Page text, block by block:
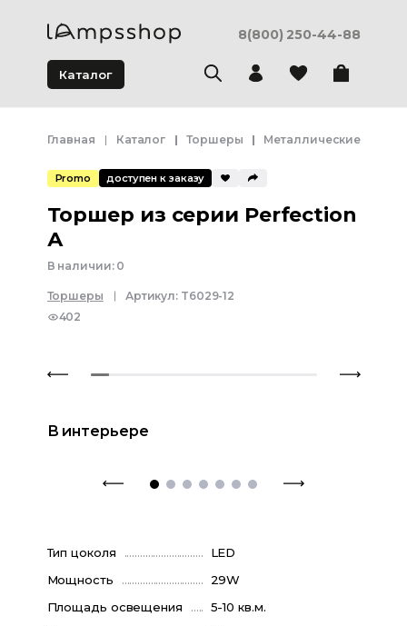
8(800) 250-44-88
Каталог
Главная Каталог Торшеры Металлические
Promo доступен к заказу
Торшер из серии Perfection
А
В наличии: 0
Торшеры Артикул: T6029-12
402
В интерьере
Тип цоколя
LED
Мощность
29W
Площадь освещения
5-10 кв.м.